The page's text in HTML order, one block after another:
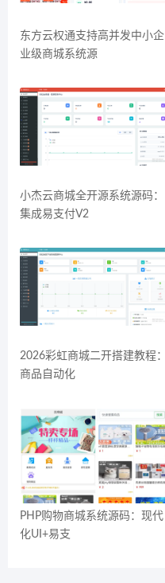
东方云权通支持高并发中小企
业级商城系统源
小杰云商城全开源系统源码：
集成易支付V2
2026彩虹商城二开搭建教程：
商品自动化
PHP购物商城系统源码：现代
化UI+易支